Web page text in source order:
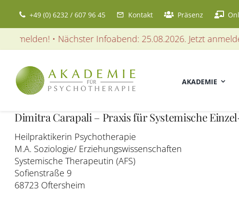
Inhalt
springen
+49 (0) 6232 / 607 96 45 Kontakt Präsenz
• Nächster Infoabend: 25.08.2026. Jetzt
AKADEMIE
Dimitra Carapali – Praxis für Systemische
Heilpraktikerin Psychotherapie
M.A. Soziologie/ Erziehungswissenschaften
Systemische Therapeutin (AFS)
Sofienstraße 9
68723 Oftersheim